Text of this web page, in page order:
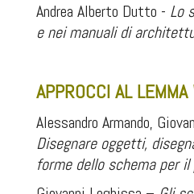
Andrea Alberto Dutto - Lo
e nei manuali di
APPROCCI AL
Alessandro Armando,
Disegnare oggetti,
forme dello schema per